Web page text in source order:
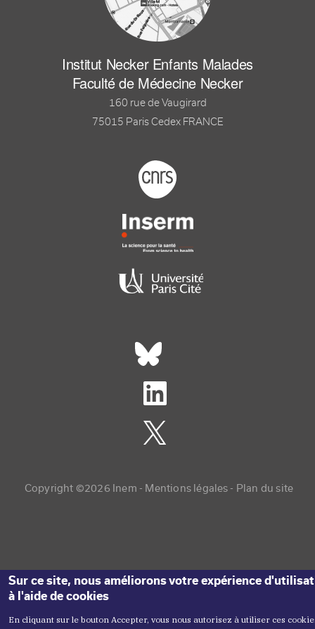
Institut Necker Enfants Malades
Faculté de Médecine Necker
160 rue de Vaugirard
75015 Paris Cedex FRANCE
Footer logo tutelles
Réseaux sociaux footer
Copyright ©2026 Inem - Copyright menu
Mentions légales Plan du site
Sur ce site, nous améliorons votre expérience
à l'aide de cookies
En cliquant sur le bouton Accepter, vous nous autorisez à utiliser ces